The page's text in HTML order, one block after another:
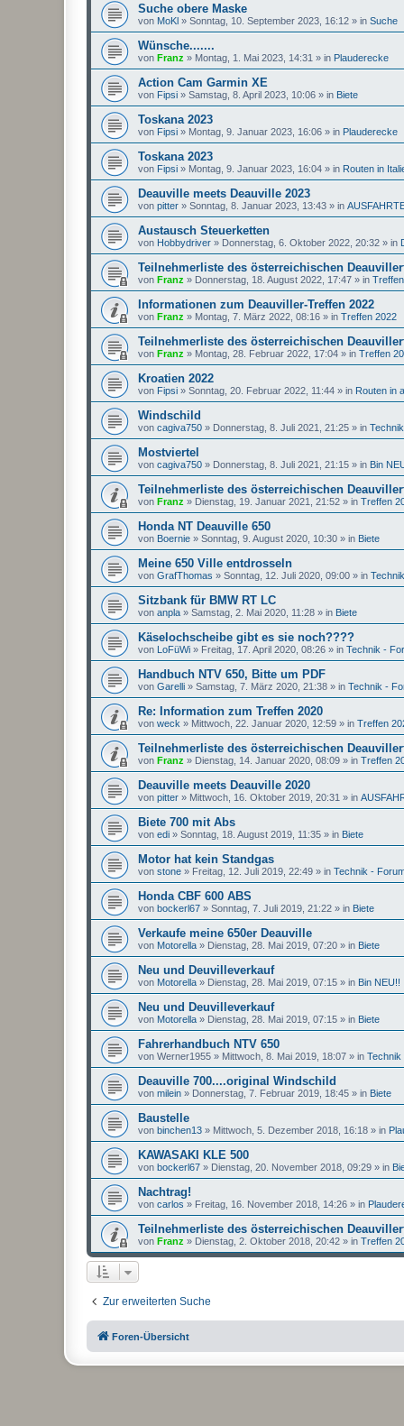
Suche obere Maske
von MoKl » Sonntag, 10. September 2023, 16:12 » in Suche
Wünsche.......
von Franz » Montag, 1. Mai 2023, 14:31 » in Plauderecke
Action Cam Garmin XE
von Fipsi » Samstag, 8. April 2023, 10:06 » in Biete
Toskana 2023
von Fipsi » Montag, 9. Januar 2023, 16:06 » in Plauderecke
Toskana 2023
von Fipsi » Montag, 9. Januar 2023, 16:04 » in Routen in
Deauville meets Deauville 2023
von pitter » Sonntag, 8. Januar 2023, 13:43 » in
Austausch Steuerketten
von Hobbydriver » Donnerstag, 6. Oktober 2022, 20:32 » in
Teilnehmerliste des österreichischen
von Franz » Donnerstag, 18. August 2022, 17:47 » in
Informationen zum Deauviller-Treffen 2022
von Franz » Montag, 7. März 2022, 08:16 » in Treffen 2022
Teilnehmerliste des österreichischen
von Franz » Montag, 28. Februar 2022, 17:04 » in Treffen
Kroatien 2022
von Fipsi » Sonntag, 20. Februar 2022, 11:44 » in Routen in
Windschild
von cagiva750 » Donnerstag, 8. Juli 2021, 21:25 » in
Mostviertel
von cagiva750 » Donnerstag, 8. Juli 2021, 21:15 » in Bin
Teilnehmerliste des österreichischen
von Franz » Dienstag, 19. Januar 2021, 21:52 » in Treffen
Honda NT Deauville 650
von Boernie » Sonntag, 9. August 2020, 10:30 » in Biete
Meine 650 Ville entdrosseln
von GrafThomas » Sonntag, 12. Juli 2020, 09:00 » in
Sitzbank für BMW RT LC
von anpla » Samstag, 2. Mai 2020, 11:28 » in Biete
Käselochscheibe gibt es sie noch????
von LoFüWi » Freitag, 17. April 2020, 08:26 » in Technik -
Handbuch NTV 650, Bitte um PDF
von Garelli » Samstag, 7. März 2020, 21:38 » in Technik -
Re: Information zum Treffen 2020
von weck » Mittwoch, 22. Januar 2020, 12:59 » in Treffen
Teilnehmerliste des österreichischen
von Franz » Dienstag, 14. Januar 2020, 08:09 » in Treffen
Deauville meets Deauville 2020
von pitter » Mittwoch, 16. Oktober 2019, 20:31 » in
Biete 700 mit Abs
von edi » Sonntag, 18. August 2019, 11:35 » in Biete
Motor hat kein Standgas
von stone » Freitag, 12. Juli 2019, 22:49 » in Technik -
Honda CBF 600 ABS
von bockerl67 » Sonntag, 7. Juli 2019, 21:22 » in Biete
Verkaufe meine 650er Deauville
von Motorella » Dienstag, 28. Mai 2019, 07:20 » in Biete
Neu und Deuvilleverkauf
von Motorella » Dienstag, 28. Mai 2019, 07:15 » in Bin NEU!!
Neu und Deuvilleverkauf
von Motorella » Dienstag, 28. Mai 2019, 07:15 » in Biete
Fahrerhandbuch NTV 650
von Werner1955 » Mittwoch, 8. Mai 2019, 18:07 » in Technik
Deauville 700....original Windschild
von milein » Donnerstag, 7. Februar 2019, 18:45 » in Biete
Baustelle
von binchen13 » Mittwoch, 5. Dezember 2018, 16:18 » in
KAWASAKI KLE 500
von bockerl67 » Dienstag, 20. November 2018, 09:29 » in
Nachtrag!
von carlos » Freitag, 16. November 2018, 14:26 » in
Teilnehmerliste des österreichischen
von Franz » Dienstag, 2. Oktober 2018, 20:42 » in Treffen
Zur erweiterten Suche
Foren-Übersicht